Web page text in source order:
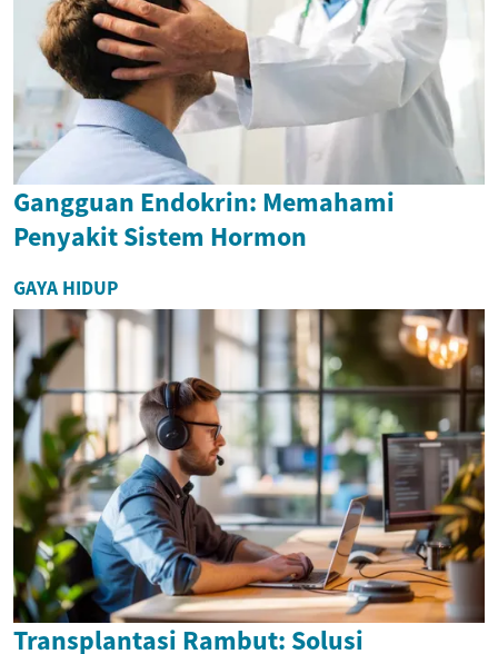
Gangguan Endokrin: Memahami
Penyakit Sistem Hormon
GAYA HIDUP
Transplantasi Rambut: Solusi